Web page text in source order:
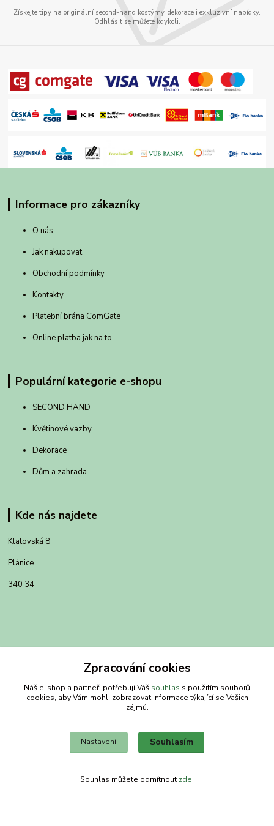
Získejte tipy na originální second-hand kostýmy, dekorace i exkluzivní nabídky.
Odhlásit se můžete kdykoli.
Informace pro zákazníky
O nás
Jak nakupovat
Obchodní podmínky
Kontakty
Platební brána ComGate
Online platba jak na to
Populární kategorie e-shopu
SECOND HAND
Květinové vazby
Dekorace
Dům a zahrada
Kde nás najdete
Klatovská 8
Plánice
340 34
Zpracování cookies
Náš e-shop a partneři potřebují Váš souhlas s použitím souborů
cookies, aby Vám mohli zobrazovat informace týkající se Vašich
zájmů.
Nastavení Souhlasím
Souhlas můžete odmítnout zde.